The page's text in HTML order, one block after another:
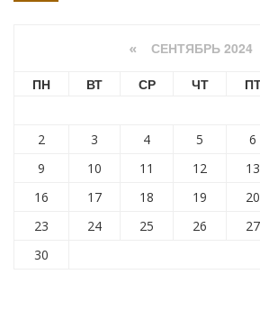
« СЕНТЯБРЬ 2024
ПН ВТ СР ЧТ
2
3 4 5 6
9
10 11 12 13
16
17 18 19 20
23 24 25 26 27
30